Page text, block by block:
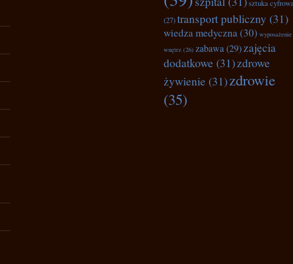
sztuka
(27)transport publiczny (31)
wiedza medyczna(30) wyposażenie
wnętrz (26) zabawa(29)zajęcia
dodatkowe (31)zdrowe
żywienie (31)zdrowie
(35)